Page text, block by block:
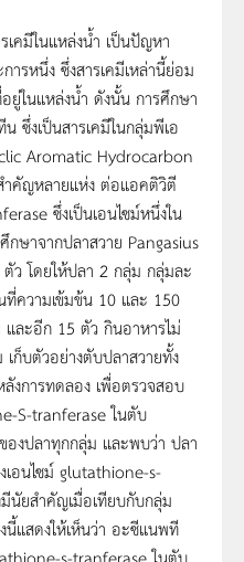
คมีในแหล่งน้ำ เป็นปัญหา
รหนึ่ง ซึ่งสารเคมีเหล่านี้ย่อม
ยู่ในแหล่งน้ำ ดังนั้น การศึกษา
ซึ่งเป็นสารเคมีในกลุ่มพีเอ
Aromatic Hydrocarbon
ำคัญหลายแห่ง ต่อแอคติวิตี
ซึ่งเป็นเอนไซม์หนึ่งใน
ษาจากปลาสวาย Pangasius
ว โดยให้ปลา 2 กลุ่ม กลุ่มละ
ความเข้มข้น 10 และ 150
ละอีก 15 ตัว กินอาหารไม่
บตัวอย่างตับปลาสวายทั้ง
งการทดลอง เพื่อตรวจสอบ
S-tranferase ในตับ
องปลาทุกกลุ่ม และพบว่า ปลา
อนไซม์ glutathione-s-
นัยสำคัญเมื่อเทียบกับกลุ่ม
แสดงให้เห็นว่า อะซีแนพที